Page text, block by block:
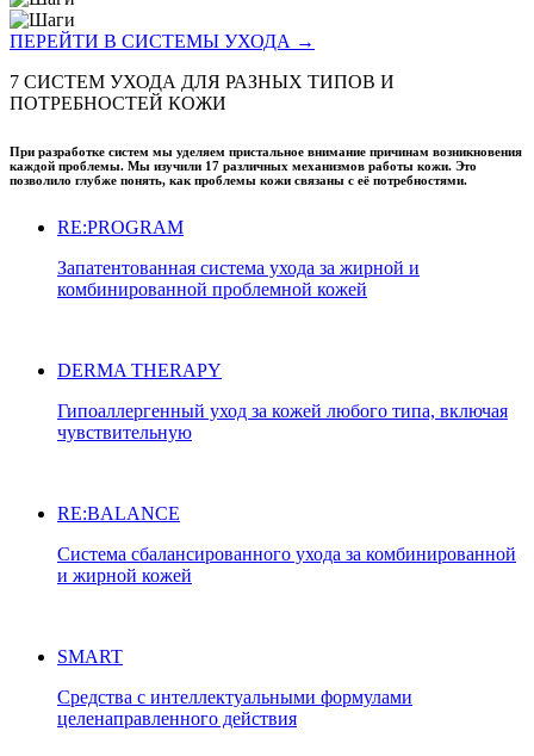
ПЕРЕЙТИ В СИСТЕМЫ УХОДА →
7 СИСТЕМ УХОДА ДЛЯ РАЗНЫХ ТИПОВ И
ПОТРЕБНОСТЕЙ КОЖИ
При разработке систем мы уделяем пристальное внимание причинам возникновения
каждой проблемы. Мы изучили 17 различных механизмов работы кожи. Это
позволило глубже понять, как проблемы кожи связаны с её потребностями.
RE:PROGRAM
Запатентованная система ухода за жирной и
комбинированной проблемной кожей
DERMA THERAPY
Гипоаллергенный уход за кожей любого типа, включая
чувствительную
RE:BALANCE
Система сбалансированного ухода за комбинированной
и жирной кожей
SMART
Средства с интеллектуальными формулами
целенаправленного действия